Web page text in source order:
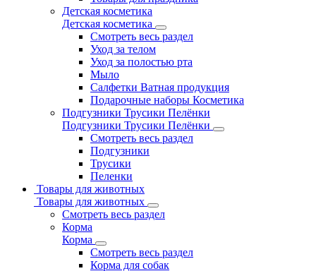
Детская косметика
Детская косметика
Смотреть весь раздел
Уход за телом
Уход за полостью рта
Мыло
Салфетки Ватная продукция
Подарочные наборы Косметика
Подгузники Трусики Пелёнки
Подгузники Трусики Пелёнки
Смотреть весь раздел
Подгузники
Трусики
Пеленки
Товары для животных
Товары для животных
Смотреть весь раздел
Корма
Корма
Смотреть весь раздел
Корма для собак